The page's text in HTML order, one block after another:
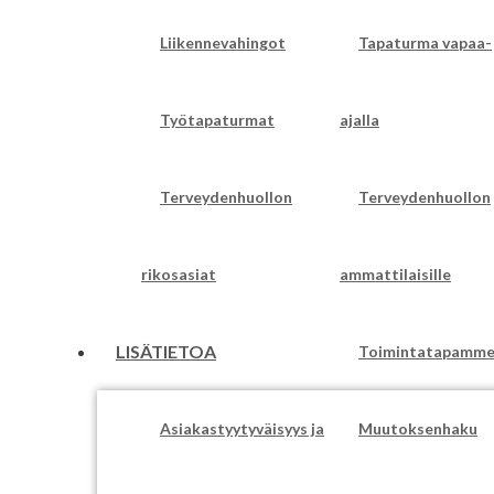
Liikennevahingot Tapaturma vapaa-
ajalla
Työtapaturmat
Terveydenhuollon
ammattilaisille
Terveydenhuollon
rikosasiat
Toimintatapamme
LISÄTIETOA
Asiakastyytyväisyys ja Muutoksenhaku